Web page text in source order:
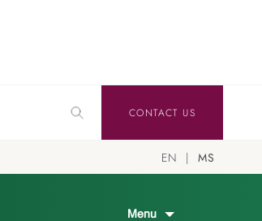
CONTACT US
EN MS
Menu